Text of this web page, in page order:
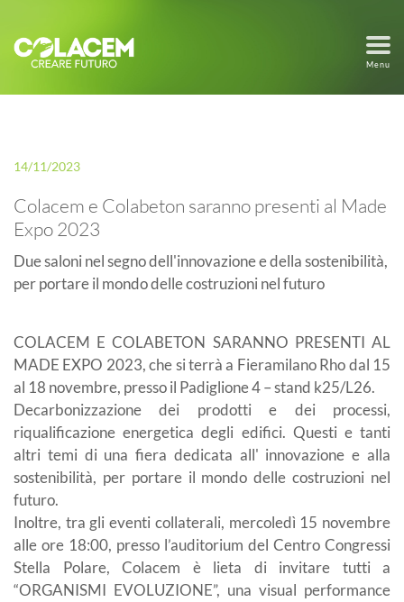
Menu
14/11/2023
Colacem e Colabeton saranno presenti al Made
Expo 2023
Due saloni nel segno dell'innovazione e della sostenibilità,
per portare il mondo delle costruzioni nel futuro
COLACEM E COLABETON SARANNO PRESENTI AL
MADE EXPO 2023, che si terrà a Fieramilano Rho dal 15
al 18 novembre, presso il Padiglione 4 – stand k25/L26.
Decarbonizzazione dei prodotti e dei processi,
riqualificazione energetica degli edifici. Questi e tanti
altri temi di una fiera dedicata all' innovazione e alla
sostenibilità, per portare il mondo delle costruzioni nel
futuro.
Inoltre, tra gli eventi collaterali, mercoledì 15 novembre
alle ore 18:00, presso l’auditorium del Centro Congressi
Stella Polare, Colacem è lieta di invitare tutti a
“ORGANISMI EVOLUZIONE”, una visual performance